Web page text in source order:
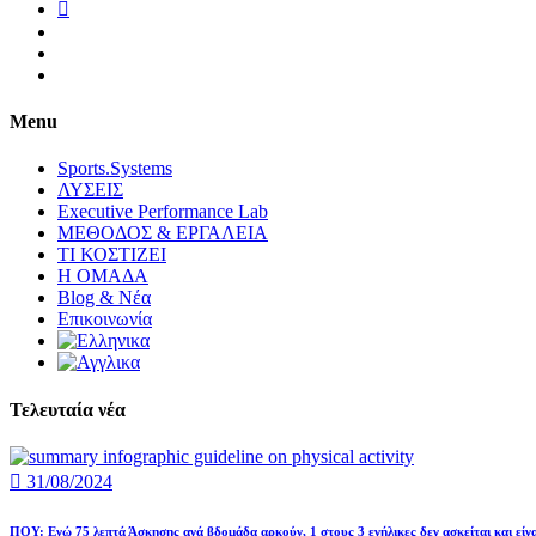
Menu
Sports.Systems
ΛΥΣΕΙΣ
Executive Performance Lab
ΜΕΘΟΔΟΣ & ΕΡΓΑΛΕΙΑ
ΤΙ ΚΟΣΤΙΖΕΙ
Η ΟΜΑΔΑ
Blog & Νέα
Επικοινωνία
Τελευταία νέα
31/08/2024
ΠΟΥ: Ενώ 75 λεπτά Άσκησης ανά βδομάδα αρκούν, 1 στους 3 ενήλικες δεν ασκείται και